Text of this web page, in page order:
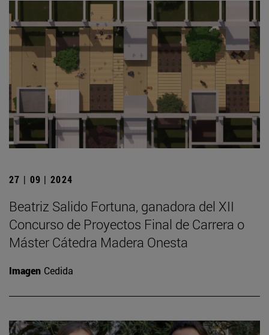
27 | 09 | 2024
Beatriz Salido Fortuna, ganadora del XII
Concurso de Proyectos Final de Carrera o
Máster Cátedra Madera Onesta
Imagen Cedida